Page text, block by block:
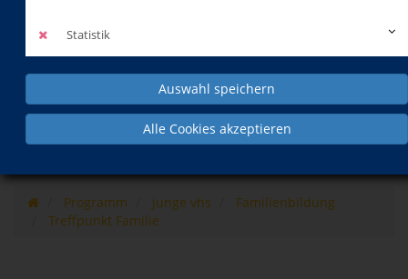
Statistik
Auswahl speichern
Alle Cookies akzeptieren
Programm junge vhs
Familienbildung
Treffpunkt Familie